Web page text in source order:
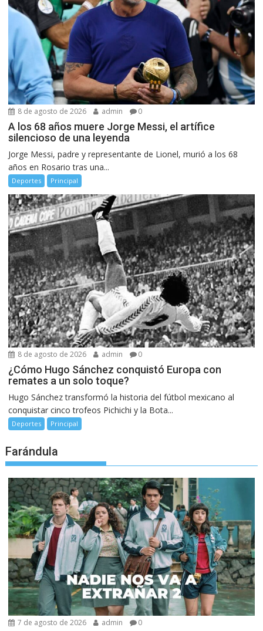
8 de agosto de 2026 admin 0
A los 68 años muere Jorge Messi, el artífice
silencioso de una leyenda
Jorge Messi, padre y representante de Lionel, murió a los 68
años en Rosario tras una...
Deportes Principal
8 de agosto de 2026 admin 0
¿Cómo Hugo Sánchez conquistó Europa con
remates a un solo toque?
Hugo Sánchez transformó la historia del fútbol mexicano al
conquistar cinco trofeos Pichichi y la Bota...
Deportes Principal
Farándula
7 de agosto de 2026 admin 0